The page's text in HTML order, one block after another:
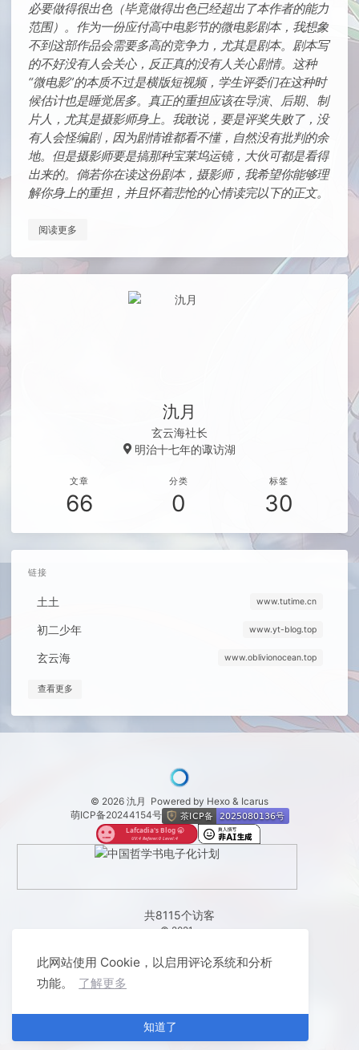
此网站使用 Cookie，以启用评论系统和分析
功能。
了解更多
知道了
必要做得很出色（毕竟做得出色已经超出了本作者的能力
范围）。作为一份应付高中电影节的微电影剧本，我想象
不到这部作品会需要多高的竞争力，尤其是剧本。剧本写
的不好没有人会关心，反正真的没有人关心剧情。这种
“微电影”的本质不过是横版短视频，学生评委们在这种时
候估计也是睡觉居多。真正的重担应该在导演、后期、制
片人，尤其是摄影师身上。我敢说，要是评奖失败了，没
有人会怪编剧，因为剧情谁都看不懂，自然没有批判的余
地。但是摄影师要是搞那种宝莱坞运镜，大伙可都是看得
出来的。倘若你在读这份剧本，摄影师，我希望你能够理
解你身上的重担，并且怀着悲怆的心情读完以下的正文。
阅读更多
氿月
玄云海社长
明治十七年的诹访湖
文章
66
分类
0
标签
30
链接
土土 www.tutime.cn
初二少年 www.yt-blog.top
玄云海 www.oblivionocean.top
查看更多
© 2026 氿月 Powered by Hexo & Icarus
萌ICP备20244154号
共8115个访客
© 2021 -